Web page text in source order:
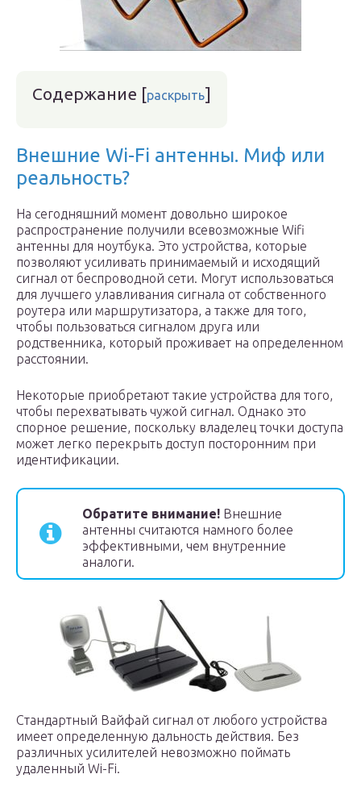
Содержание [раскрыть]
Внешние Wi-Fi антенны. Миф или
реальность?
На сегодняшний момент довольно широкое
распространение получили всевозможные Wifi
антенны для ноутбука. Это устройства, которые
позволяют усиливать принимаемый и исходящий
сигнал от беспроводной сети. Могут использоваться
для лучшего улавливания сигнала от собственного
роутера или маршрутизатора, а также для того,
чтобы пользоваться сигналом друга или
родственника, который проживает на определенном
расстоянии.
Некоторые приобретают такие устройства для того,
чтобы перехватывать чужой сигнал. Однако это
спорное решение, поскольку владелец точки доступа
может легко перекрыть доступ посторонним при
идентификации.
Обратите внимание! Внешние
антенны считаются намного более
эффективными, чем внутренние
аналоги.
Стандартный Вайфай сигнал от любого устройства
имеет определенную дальность действия. Без
различных усилителей невозможно поймать
удаленный Wi-Fi.